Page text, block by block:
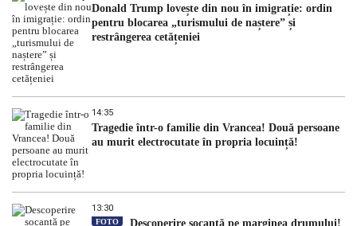
Donald Trump lovește din nou în imigrație: ordin
pentru blocarea „turismului de naștere” și
restrângerea cetățeniei
14:35
Tragedie într-o familie din Vrancea! Două persoane
au murit electrocutate în propria locuință!
13:30
FOTO
Descoperire șocantă pe marginea drumului!